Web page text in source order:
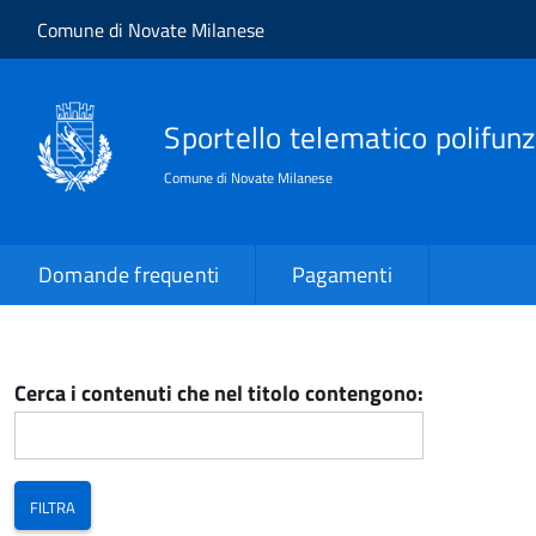
Salta al contenuto principale
Skip to site navigation
Comune di Novate Milanese
Sportello telematico
Comune di Novate Milanese
Domande frequenti Pagamenti
Cerca i contenuti che nel titolo contengono: